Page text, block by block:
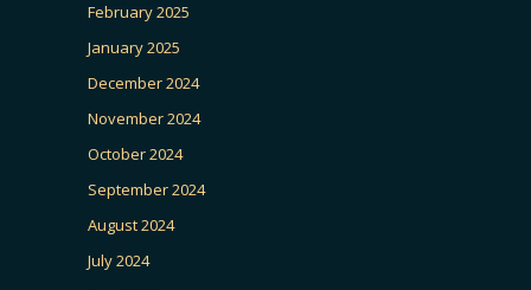
February 2025
January 2025
December 2024
November 2024
October 2024
September 2024
August 2024
July 2024